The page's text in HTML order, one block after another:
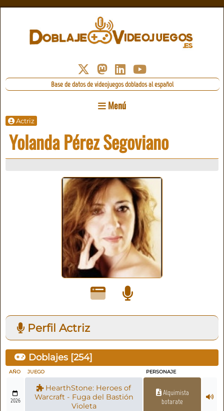
Base de datos de videojuegos doblados al español
Menú
Actriz
Yolanda Pérez Segoviano
Perfil Actriz
Doblajes [254]
AÑO JUEGO PERSONAJE
2026
HearthStone: Heroes of
Warcraft - Fuga del Bastión
Violeta
Alquimista
botarate